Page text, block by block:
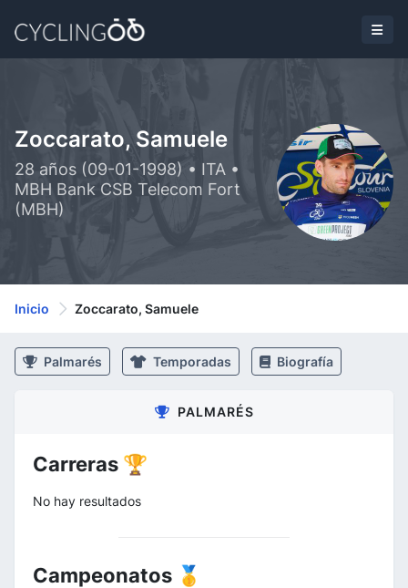
Zoccarato, Samuele
28 años (09-01-1998) • ITA •
MBH Bank CSB Telecom Fort
(MBH)
Inicio Zoccarato, Samuele
Palmarés Temporadas Biografía
PALMARÉS
Carreras 🏆
No hay resultados
Campeonatos 🥇